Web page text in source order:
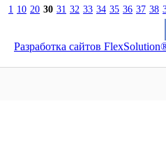
1 10 20 30 31 32 33 34 35 36 37 38
Разработка сайтов